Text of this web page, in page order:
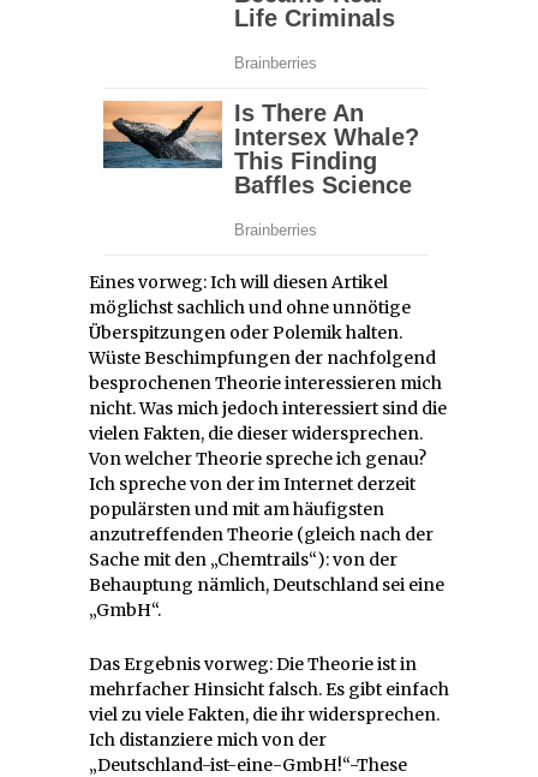
Eines vorweg: Ich will diesen Artikel
möglichst sachlich und ohne unnötige
Überspitzungen oder Polemik halten.
Wüste Beschimpfungen der nachfolgend
besprochenen Theorie interessieren mich
nicht. Was mich jedoch interessiert sind die
vielen Fakten, die dieser widersprechen.
Von welcher Theorie spreche ich genau?
Ich spreche von der im Internet derzeit
populärsten und mit am häufigsten
anzutreffenden Theorie (gleich nach der
Sache mit den „Chemtrails“): von der
Behauptung nämlich, Deutschland sei eine
„GmbH“.
Das Ergebnis vorweg: Die Theorie ist in
mehrfacher Hinsicht falsch. Es gibt einfach
viel zu viele Fakten, die ihr widersprechen.
Ich distanziere mich von der
„Deutschland-ist-eine-GmbH!“-These